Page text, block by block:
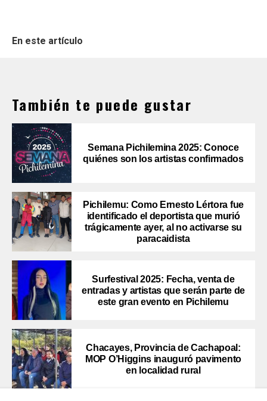
En este artículo
También te puede gustar
Semana Pichilemina 2025: Conoce
quiénes son los artistas confirmados
Pichilemu: Como Ernesto Lértora fue
identificado el deportista que murió
trágicamente ayer, al no activarse su
paracaidista
Surfestival 2025: Fecha, venta de
entradas y artistas que serán parte de
este gran evento en Pichilemu
Chacayes, Provincia de Cachapoal:
MOP O’Higgins inauguró pavimento
en localidad rural